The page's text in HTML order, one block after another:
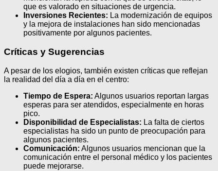
que es valorado en situaciones de urgencia.
Inversiones Recientes: La modernización de equipos
y la mejora de instalaciones han sido mencionadas
positivamente por algunos pacientes.
Críticas y Sugerencias
A pesar de los elogios, también existen críticas que reflejan
la realidad del día a día en el centro:
Tiempo de Espera: Algunos usuarios reportan largas
esperas para ser atendidos, especialmente en horas
pico.
Disponibilidad de Especialistas: La falta de ciertos
especialistas ha sido un punto de preocupación para
algunos pacientes.
Comunicación: Algunos usuarios mencionan que la
comunicación entre el personal médico y los pacientes
puede mejorarse.